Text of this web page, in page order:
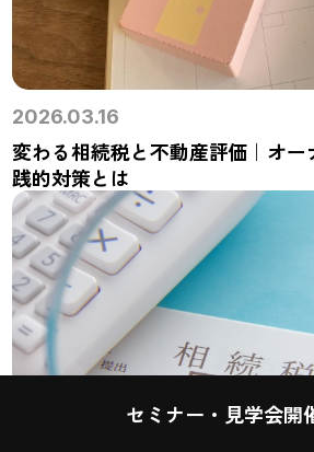
2026.03.16
変わる相続税と不動産評価｜オ
践的対策とは
セミナー・見学会開